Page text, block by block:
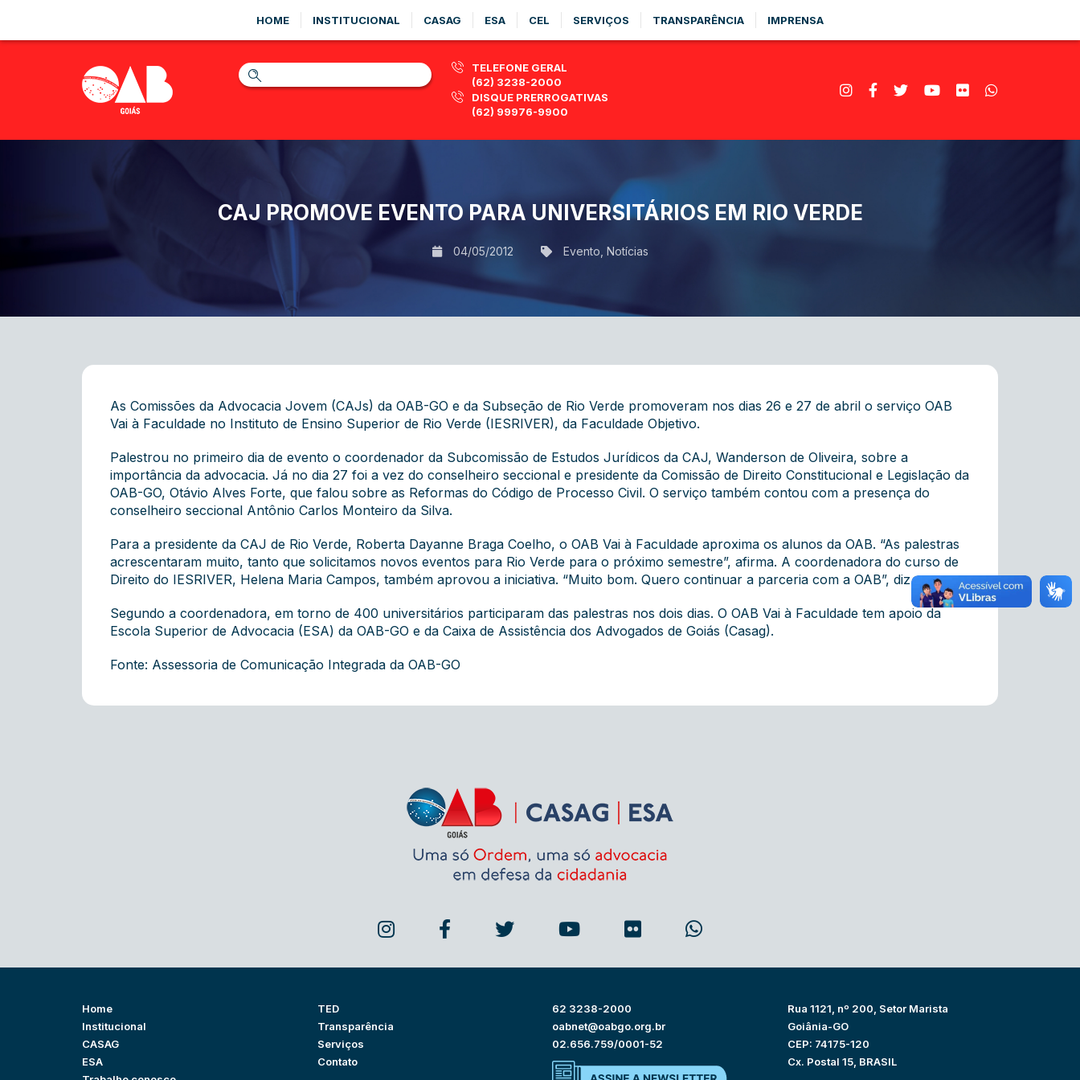
HOME INSTITUCIONAL CASAG ESA CEL SERVIÇOS TRANSPARÊNCIA IMPRENSA
TELEFONE GERAL
(62) 3238-2000
DISQUE PRERROGATIVAS
(62) 99976-9900
CAJ PROMOVE EVENTO PARA UNIVERSITÁRIOS EM RIO VERDE
04/05/2012 Evento Notícias
As Comissões da Advocacia Jovem (CAJs) da OAB-GO e da Subseção de Rio Verde promoveram nos dias 26 e 27 de abril o serviço OAB
Vai à Faculdade no Instituto de Ensino Superior de Rio Verde (IESRIVER), da Faculdade Objetivo.
Palestrou no primeiro dia de evento o coordenador da Subcomissão de Estudos Jurídicos da CAJ, Wanderson de Oliveira, sobre a
importância da advocacia. Já no dia 27 foi a vez do conselheiro seccional e presidente da Comissão de Direito Constitucional e Legislação da
OAB-GO, Otávio Alves Forte, que falou sobre as Reformas do Código de Processo Civil. O serviço também contou com a presença do
conselheiro seccional Antônio Carlos Monteiro da Silva.
Para a presidente da CAJ de Rio Verde, Roberta Dayanne Braga Coelho, o OAB Vai à Faculdade aproxima os alunos da OAB. “As palestras
acrescentaram muito, tanto que solicitamos novos eventos para Rio Verde para o próximo semestre”, afirma. A coordenadora do curso de
Direito do IESRIVER, Helena Maria Campos, também aprovou a iniciativa. “Muito bom. Quero continuar a parceria com a OAB”, diz.
Segundo a coordenadora, em torno de 400 universitários participaram das palestras nos dois dias. O OAB Vai à Faculdade tem apoio da
Escola Superior de Advocacia (ESA) da OAB-GO e da Caixa de Assistência dos Advogados de Goiás (Casag).
Fonte: Assessoria de Comunicação Integrada da OAB-GO
Home
Institucional
CASAG
ESA
TED
Transparência
Serviços
Contato
62 3238-2000
oabnet@oabgo.org.br
02.656.759/0001-52
Rua 1121, nº 200, Setor Marista
Goiânia-GO
CEP: 74175-120
Cx. Postal 15, BRASIL